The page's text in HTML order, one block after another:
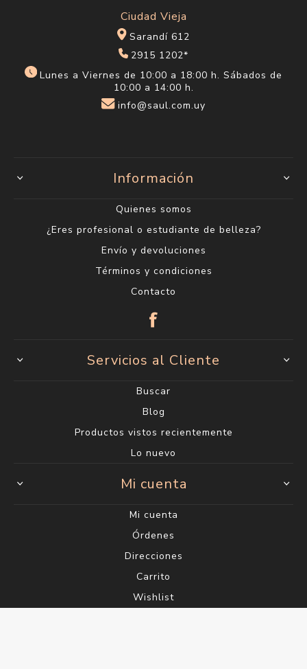
Ciudad Vieja
Sarandí 612
2915 1202*
Lunes a Viernes de 10:00 a 18:00 h. Sábados de
10:00 a 14:00 h.
info@saul.com.uy
Información
Quienes somos
¿Eres profesional o estudiante de belleza?
Envío y devoluciones
Términos y condiciones
Contacto
Servicios al Cliente
Buscar
Blog
Productos vistos recientemente
Lo nuevo
Mi cuenta
Mi cuenta
Órdenes
Direcciones
Carrito
Wishlist